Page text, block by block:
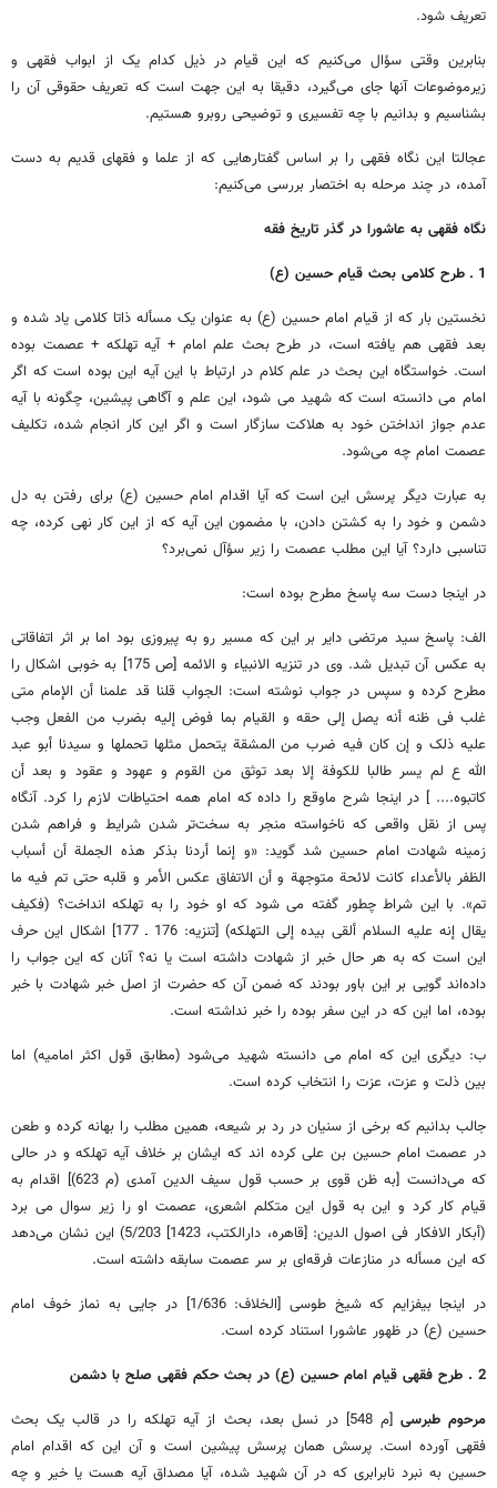
تعریف شود.
بنابرین وقتی سؤال می‌کنیم که این قیام در ذیل کدام یک از ابواب فقهی و
زیرموضوعات آنها جای می‌گیرد، دقیقا به این جهت است که تعریف حقوقی آن را
بشناسیم و بدانیم با چه تفسیری و توضیحی روبرو هستیم.
عجالتا این نگاه فقهی را بر اساس گفتارهایی که از علما و فقهای قدیم به دست
آمده، در چند مرحله به اختصار بررسی می‌کنیم:
نگاه فقهی به عاشورا در گذر تاریخ فقه
1 ـ طرح کلامی بحث قیام حسین (ع)
نخستین بار که از قیام امام حسین (ع) به عنوان یک مسأله ذاتا کلامی یاد شده و
بعد فقهی هم یافته است، در طرح بحث علم امام + آیه تهلکه + عصمت بوده
است. خواستگاه این بحث در علم کلام در ارتباط با این آیه این بوده است که اگر
امام می دانسته است که شهید می شود، این علم و آگاهی پیشین، چگونه با آیه
عدم جواز انداختن خود به هلاکت سازگار است و اگر این کار انجام شده، تکلیف
عصمت امام چه می‌شود.
به عبارت دیگر پرسش این است که آیا اقدام امام حسین (ع) برای رفتن به دل
دشمن و خود را به کشتن دادن، با مضمون این آیه که از این کار نهی کرده، چه
تناسبی دارد؟‌ آیا این مطلب عصمت را زیر سؤآل نمی‌برد؟
در اینجا دست سه پاسخ مطرح بوده است:
الف: پاسخ سید مرتضی دایر بر این که مسیر رو به پیروزی بود اما بر اثر اتفاقاتی
به عکس آن تبدیل شد. وی در تنزیه الانبیاء و الائمه [ص 175] به خوبی اشکال را
مطرح کرده و سپس در جواب نوشته است: الجواب قلنا قد علمنا أن الإمام متی
غلب فی ظنه أنه یصل إلی حقه و القیام بما فوض إلیه بضرب من الفعل وجب
علیه ذلک و إن کان فیه ضرب من المشقة یتحمل مثلها تحملها و سیدنا أبو عبد
الله ع لم یسر طالبا للکوفة إلا بعد توثق من القوم و عهود و عقود و بعد أن
کاتبوه.... ] در اینجا شرح ماوقع را داده که امام همه احتیاطات لازم را کرد. آنگاه
پس از نقل واقعی که ناخواسته منجر به سخت‌تر شدن شرایط و فراهم شدن
زمینه شهادت امام حسین شد گوید: «و إنما أردنا بذکر هذه الجملة أن أسباب
الظفر بالأعداء کانت لائحة متوجهة و أن الاتفاق عکس الأمر و قلبه حتی تم فیه ما
تم». با این شراط چطور گفته می شود که او خود را به تهلکه انداخت؟‌ (فکیف
یقال إنه علیه السلام ألقی بیده إلی التهلکه) [تنزیه: 176 ـ 177] اشکال این حرف
این است که به هر حال خبر از شهادت داشته است یا نه؟ آنان که این جواب را
داده‌اند گویی بر این باور بودند که ضمن آن که حضرت از اصل خبر شهادت با خبر
بوده، اما این که در این سفر بوده را خبر نداشته است.
ب: دیگری این که امام می دانسته شهید می‌شود (مطابق قول اکثر امامیه) اما
بین ذلت و عزت، عزت را انتخاب کرده است.
جالب بدانیم که برخی از سنیان در رد بر شیعه، همین مطلب را بهانه کرده و طعن
در عصمت امام حسین بن علی کرده اند که ایشان بر خلاف آیه تهلکه و در حالی
که می‌دانست [به ظن قوی بر حسب قول سیف الدین آمدی (م 623)] اقدام به
قیام کار کرد و این به قول این متکلم اشعری، عصمت او را زیر سوال می برد
(أبکار الافکار فی اصول الدین: [قاهره، دارالکتب، 1423] 5/203) این نشان می‌دهد
که این مسأله در منازعات فرقه‌ای بر سر عصمت سابقه داشته است.
در اینجا بیفزایم که شیخ طوسی [الخلاف: 1/636] در جایی به نماز خوف امام
حسین (ع) در ظهور عاشورا استناد کرده است.
2 . طرح فقهی قیام امام حسین (ع) در بحث حکم فقهی صلح با دشمن
مرحوم طبرسی
[م 548] در نسل بعد، بحث از آیه تهلکه را در قالب یک بحث
فقهی آورده است. پرسش همان پرسش پیشین است و آن این که اقدام امام
حسین به نبرد نابرابری که در آن شهید شده، آیا مصداق آیه هست یا خیر و چه